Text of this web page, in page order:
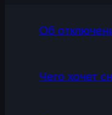
Об
Чего хочет